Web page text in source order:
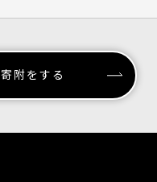
寄附をする